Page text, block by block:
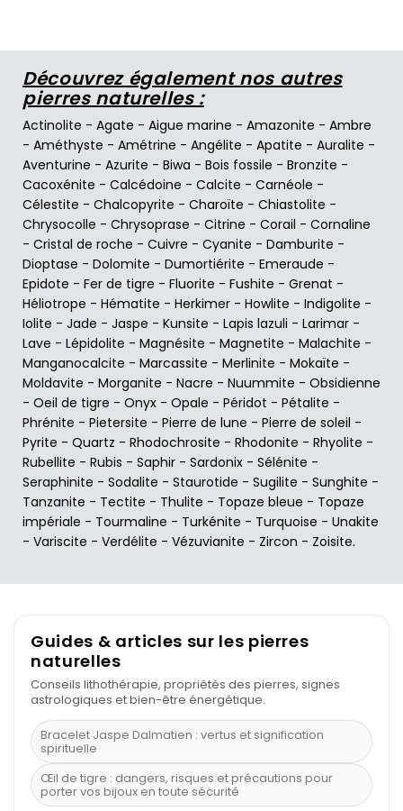
Découvrez également nos autres
pierres naturelles :
Actinolite - Agate - Aigue marine - Amazonite - Ambre
- Améthyste - Amétrine - Angélite - Apatite - Auralite -
Aventurine - Azurite - Biwa - Bois fossile - Bronzite -
Cacoxénite - Calcédoine - Calcite - Carnéole -
Célestite - Chalcopyrite - Charoïte - Chiastolite -
Chrysocolle - Chrysoprase - Citrine - Corail - Cornaline
- Cristal de roche - Cuivre - Cyanite - Damburite -
Dioptase - Dolomite - Dumortiérite - Emeraude -
Epidote - Fer de tigre - Fluorite - Fushite - Grenat -
Héliotrope - Hématite - Herkimer - Howlite - Indigolite -
Iolite - Jade - Jaspe - Kunsite - Lapis lazuli - Larimar -
Lave - Lépidolite - Magnésite - Magnetite - Malachite -
Manganocalcite - Marcassite - Merlinite - Mokaïte -
Moldavite - Morganite - Nacre - Nuummite - Obsidienne
- Oeil de tigre - Onyx - Opale - Péridot - Pétalite -
Phrénite - Pietersite - Pierre de lune - Pierre de soleil -
Pyrite - Quartz - Rhodochrosite - Rhodonite - Rhyolite -
Rubellite - Rubis - Saphir - Sardonix - Sélénite -
Seraphinite - Sodalite - Staurotide - Sugilite - Sunghite -
Tanzanite - Tectite - Thulite - Topaze bleue - Topaze
impériale - Tourmaline - Turkénite - Turquoise - Unakite
- Variscite - Verdélite - Vézuvianite - Zircon - Zoisite.
Guides & articles sur les pierres
naturelles
Conseils lithothérapie, propriétés des pierres, signes
astrologiques et bien-être énergétique.
Bracelet Jaspe Dalmatien : vertus et signification
spirituelle
Œil de tigre : dangers, risques et précautions pour
porter vos bijoux en toute sécurité